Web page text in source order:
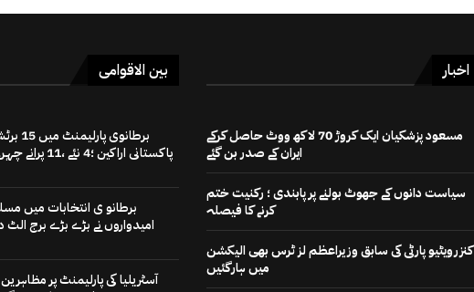
بین الاقوامی
برطانوی
پاکستانی اراکین ؛4 نئے ،11 پرانے چہرے
برطانو ی انتخابات میں
امیدواروں نے بڑے بڑے برج الٹ
آسٹریلیا کی پارلیمنٹ پر مظاہرین
اخبار
مسعود پزشکیان ایک کروڑ 70 لاکھ ووٹ حاصل کرکے
ایران کے صدر بن گئے
سیاست دانوں کے جھوٹ بولنے پر پابندی ؛ رکنیت ختم
کرنے کا فیصلہ
کنزرویٹیو پارٹی کی سابق وزیراعظم لز ٹرس بھی الیکشن
میں ہارگئیں